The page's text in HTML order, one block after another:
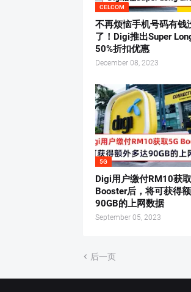
CELCOM
不再烦恼手机号码有钱
了！Digi推出Super
50%折扣优惠
December 08, 2023
5G
Digi用户缴付RM10获
Booster后，将可获得
90GB的上网数据
September 05, 2023
后一页